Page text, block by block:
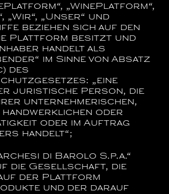
„WinePlatform“,
„Wir“, „Unser“ und
beziehen sich auf den
Plattform besitzt und
handelt als
im Sinne von Absatz
des
„eine
juristische Person, die
unternehmerischen,
oder
oder im Auftrag
handelt“;
di Barolo S.p.a.“
die Gesellschaft, die
der Plattform
und der darauf